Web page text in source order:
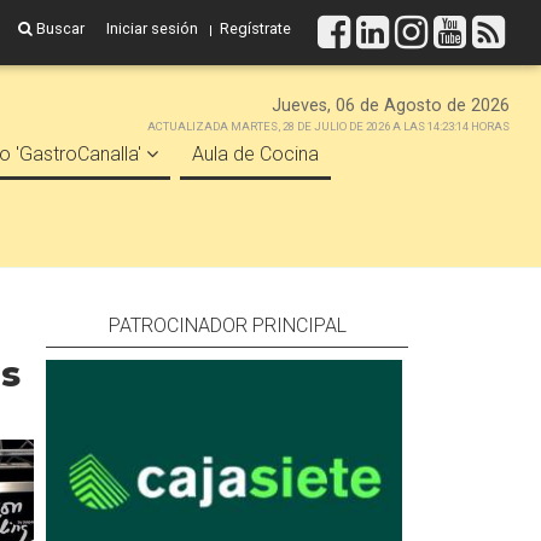
Buscar Iniciar sesión Regístrate
Jueves, 06 de Agosto de 2026
ACTUALIZADA MARTES, 28 DE JULIO DE 2026 A LAS 14:23:14 HORAS
'GastroCanalla' Aula de Cocina
PATROCINADOR PRINCIPAL